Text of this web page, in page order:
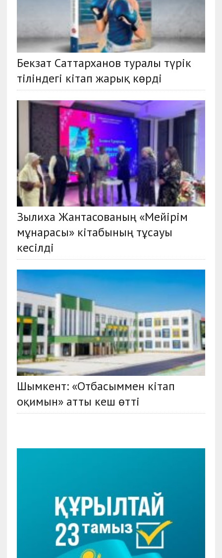
Бекзат Саттарханов туралы түрік
тіліндегі кітап жарық көрді
Зылиха Жантасованың «Мейірім
мұнарасы» кітабының тұсауы
кесілді
Шымкент: «Отбасыммен кітап
оқимын» атты кеш өтті